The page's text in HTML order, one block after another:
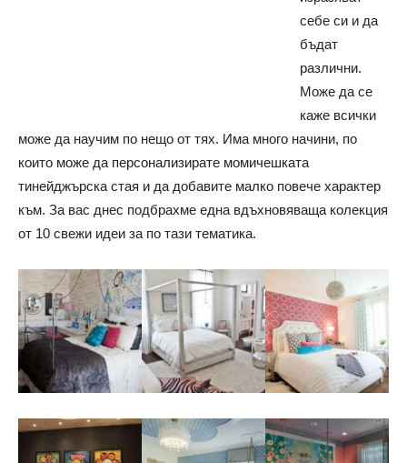
себе си и да
бъдат
различни.
Може да се
каже всички
може да научим по нещо от тях. Има много начини, по
които може да персонализирате момичешката
тинейджърска стая и да добавите малко повече характер
към. За вас днес подбрахме една вдъхновяваща колекция
от 10 свежи идеи за по тази тематика.